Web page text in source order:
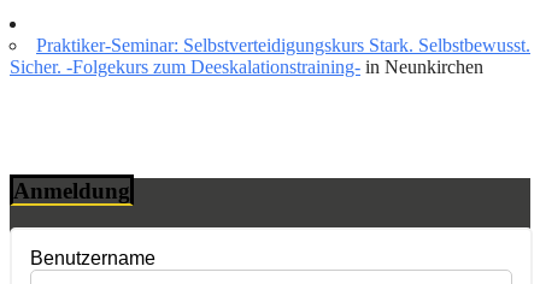
Praktiker-Seminar: Selbstverteidigungskurs Stark. Selbstbewusst.
Sicher. -Folgekurs zum Deeskalationstraining- in Neunkirchen
Anmeldung
Benutzername